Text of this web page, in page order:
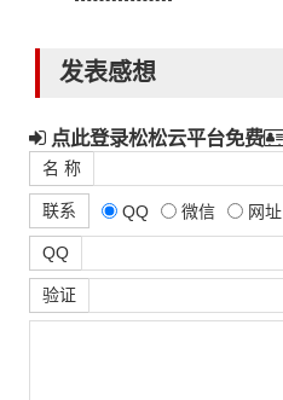
发表感想
点此登录松松云平台免费
名 称
联系 QQ 微信 网址
QQ
验证